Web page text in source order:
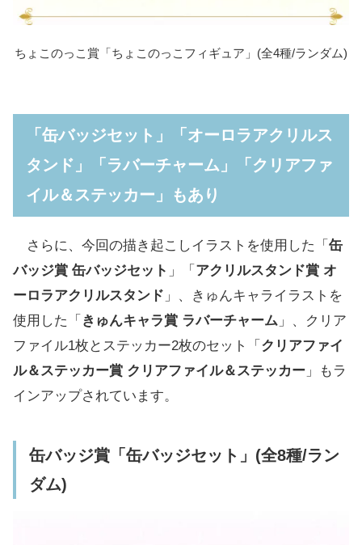
ちょこのっこ賞「ちょこのっこフィギュア」(全4種/ランダム)
「缶バッジセット」「オーロラアクリルス
タンド」「ラバーチャーム」「クリアファ
イル＆ステッカー」もあり
さらに、今回の描き起こしイラストを使用した「 缶
バッジ賞 缶バッジセット 」「 アクリルスタンド賞 オ
ーロラアクリルスタンド 」、きゅんキャライラストを
使用した「 きゅんキャラ賞 ラバーチャーム 」、クリア
ファイル1枚とステッカー2枚のセット「 クリアファイ
ル＆ステッカー賞 クリアファイル＆ステッカー 」もラ
インアップされています。
缶バッジ賞「缶バッジセット」(全8種/ラン
ダム)